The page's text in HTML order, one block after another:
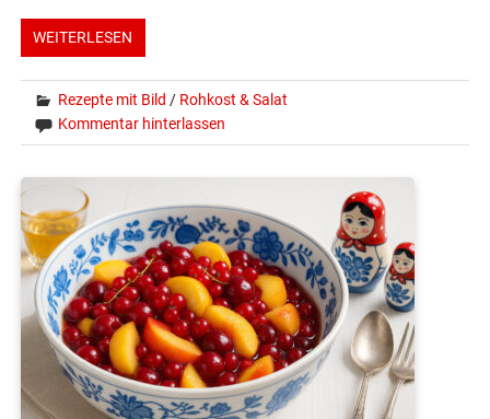
WEITERLESEN
Rezepte mit Bild / Rohkost & Salat
Kommentar hinterlassen